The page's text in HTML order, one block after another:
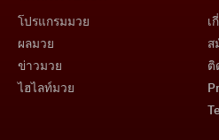
โปรแกรมมวย
ผลมวย
ข่าวมวย
ไฮไลท์มวย
เ
ส